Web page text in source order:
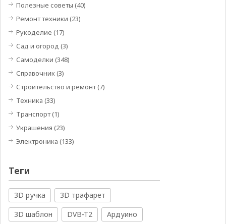
Полезные советы (40)
Ремонт техники (23)
Рукоделие (17)
Сад и огород (3)
Самоделки (348)
Справочник(3)
Строительство и ремонт(7)
Техника (33)
Транспорт(1)
Украшения (23)
Электроника (133)
Теги
3D ручка
3D трафарет
3D шаблон
DVB-T2
Ардуино